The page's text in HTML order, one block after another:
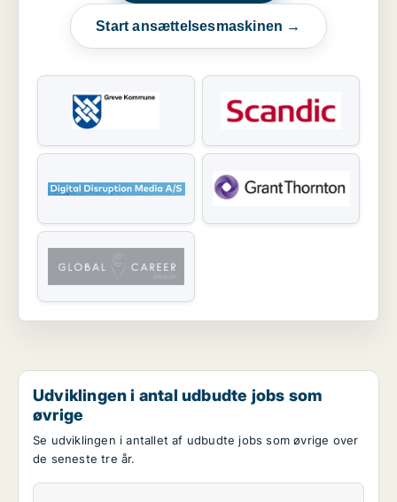
Start ansættelsesmaskinen →
Udviklingen i antal udbudte jobs som
øvrige
Se udviklingen i antallet af udbudte jobs som øvrige over
de seneste tre år.